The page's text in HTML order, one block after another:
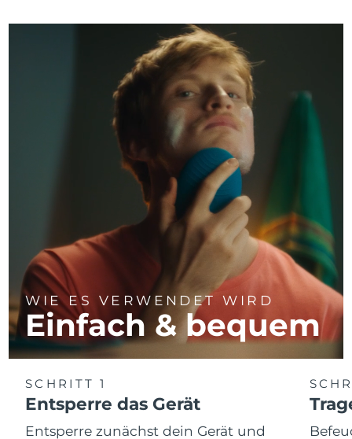
WIE ES VERWENDET WIRD
Einfach & bequem
SCHRITT 1
Entsperre das Gerät
Entsperre zunächst dein Gerät und